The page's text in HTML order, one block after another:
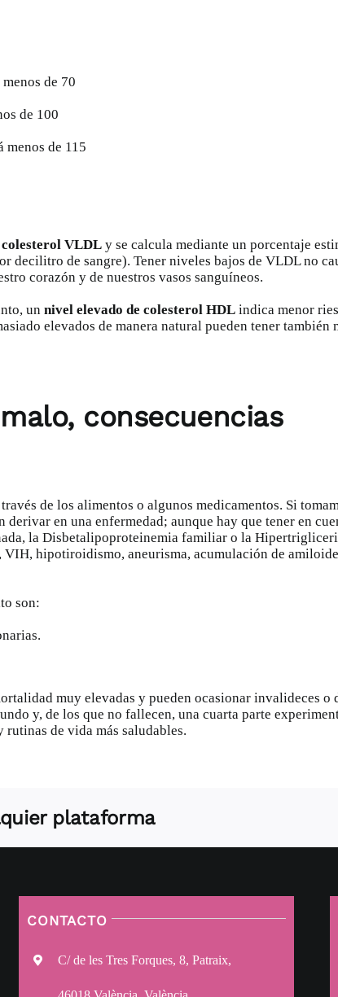
de 70
de 100
de 115
VLDL y se calcula mediante un porcentaje
decilitro de sangre). Tener niveles bajos de VLDL no
corazón y de nuestros vasos sanguíneos.
un nivel elevado de colesterol HDL indica menor
elevados de manera natural pueden tener
consecuencias
de los alimentos o algunos medicamentos. Si
en una enfermedad; aunque hay que tener en
la Disbetalipoproteinemia familiar o la
hipotiroidismo, aneurisma, acumulación de
son:
muy elevadas y pueden ocasionar invalideces o
y, de los que no fallecen, una cuarta parte
de vida más saludables.
plataforma
CONTACTO
C/ de les Tres Forques, 8, Patraix,